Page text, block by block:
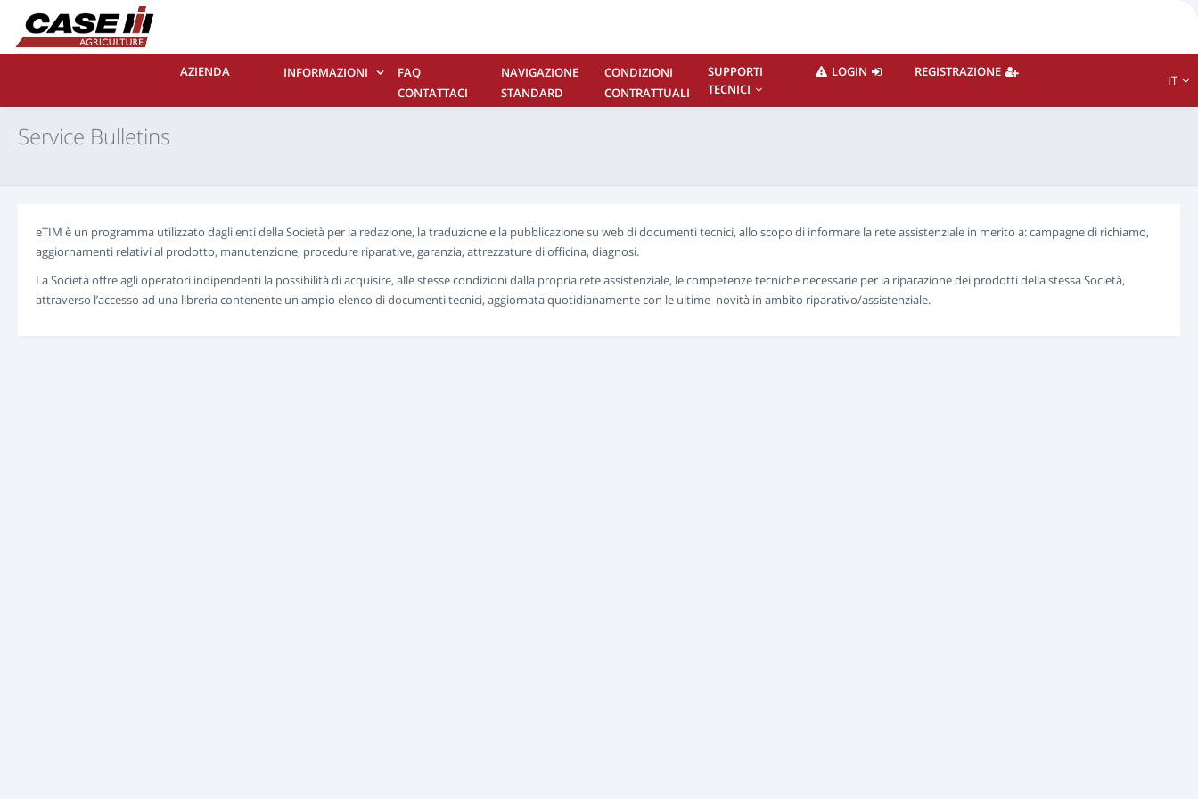
AZIENDA INFORMAZIONI
FAQ
CONTATTACI
NAVIGAZIONE
STANDARD
CONDIZIONI
CONTRATTUALI
SUPPORTI
TECNICI
LOGIN REGISTRAZIONE
IT
Service Bulletins
eTIM è un programma utilizzato dagli enti della Società per la redazione, la traduzione e la pubblicazione su web di documenti tecnici, allo scopo di informare la rete assistenziale in merito a: campagne di richiamo,
aggiornamenti relativi al prodotto, manutenzione, procedure riparative, garanzia, attrezzature di officina, diagnosi.
La Società offre agli operatori indipendenti la possibilità di acquisire, alle stesse condizioni dalla propria rete assistenziale, le competenze tecniche necessarie per la riparazione dei prodotti della stessa Società,
attraverso l’accesso ad una libreria contenente un ampio elenco di documenti tecnici, aggiornata quotidianamente con le ultime novità in ambito riparativo/assistenziale.